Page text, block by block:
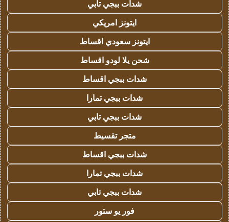
شدات ببجي تابي
ايتونز امريكي
ايتونز سعودي اقساط
شحن يلا لودو اقساط
شدات ببجي اقساط
شدات ببجي تمارا
شدات ببجي تابي
متجر تقسيط
شدات ببجي اقساط
شدات ببجي تمارا
شدات ببجي تابي
فور يو ستور